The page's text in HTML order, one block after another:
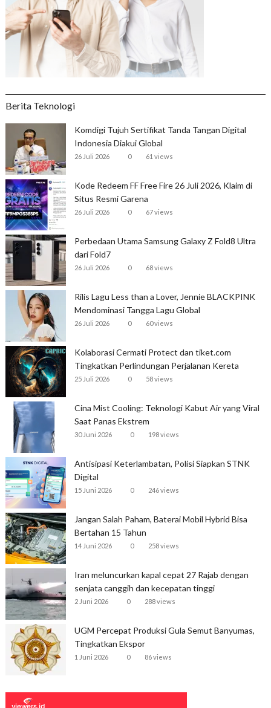
Berita Teknologi
Komdigi Tujuh Sertifikat Tanda Tangan Digital
Indonesia Diakui Global
26 Juli 2026 0 61 views
Kode Redeem FF Free Fire 26 Juli 2026, Klaim di
Situs Resmi Garena
26 Juli 2026 0 67 views
Perbedaan Utama Samsung Galaxy Z Fold8 Ultra
dari Fold7
26 Juli 2026 0 68 views
Rilis Lagu Less than a Lover, Jennie BLACKPINK
Mendominasi Tangga Lagu Global
26 Juli 2026 0 60 views
Kolaborasi Cermati Protect dan tiket.com
Tingkatkan Perlindungan Perjalanan Kereta
25 Juli 2026 0 58 views
Cina Mist Cooling: Teknologi Kabut Air yang Viral
Saat Panas Ekstrem
30 Juni 2026 0 198 views
Antisipasi Keterlambatan, Polisi Siapkan STNK
Digital
15 Juni 2026 0 246 views
Jangan Salah Paham, Baterai Mobil Hybrid Bisa
Bertahan 15 Tahun
14 Juni 2026 0 258 views
Iran meluncurkan kapal cepat 27 Rajab dengan
senjata canggih dan kecepatan tinggi
2 Juni 2026 0 288 views
UGM Percepat Produksi Gula Semut Banyumas,
Tingkatkan Ekspor
1 Juni 2026 0 86 views